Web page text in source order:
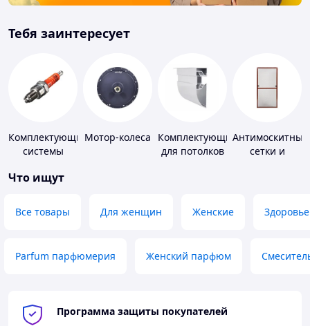
Тебя заинтересует
Комплектующие
системы
Мотор-колеса
Комплектующие
для потолков
Антимоскитные
сетки и
Что ищут
Все товары Для женщин Женские Здоровье
Parfum парфюмерия Женский парфюм
Программа защиты покупателей